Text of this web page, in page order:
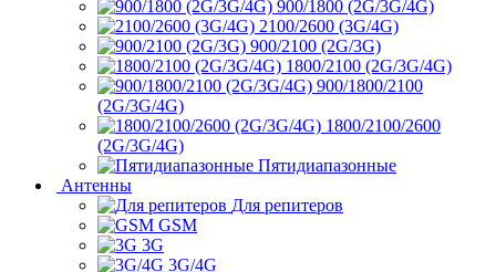
900/1800 (2G/3G/4G)
2100/2600 (3G/4G)
900/2100 (2G/3G)
1800/2100 (2G/3G/4G)
900/1800/2100
(2G/3G/4G)
1800/2100/2600
(2G/3G/4G)
Пятидиапазонные
Антенны
Для репитеров
GSM
3G
3G/4G